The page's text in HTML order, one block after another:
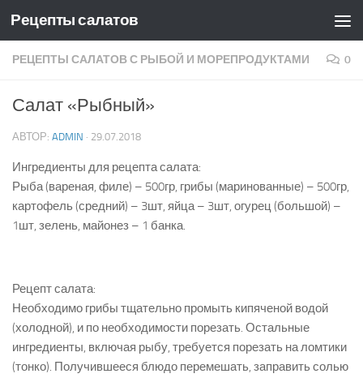
Skip to content
Рецепты салатов
РЕЦЕПТЫ САЛАТОВ С РЫБОЙ И МОРЕПРОДУКТАМИ 0
Салат «Рыбный»
АВТОР: ADMIN · 29.07.2018
Ингредиенты для рецепта салата:
Рыба (вареная, филе) – 500гр, грибы (маринованные) – 500гр,
картофель (средний) – 3шт, яйца – 3шт, огурец (большой) –
1шт, зелень, майонез – 1 банка.
Рецепт салата:
Необходимо грибы тщательно промыть кипяченой водой
(холодной), и по необходимости порезать. Остальные
ингредиенты, включая рыбу, требуется порезать на ломтики
(тонко). Получившееся блюдо перемешать, заправить солью